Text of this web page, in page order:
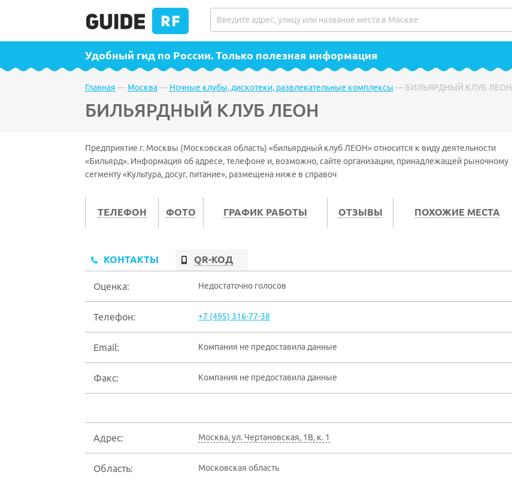
Удобный гид по России. Только полезная информация
Главная — Москва— Ночные клубы, дискотеки, развлекательные комплексы — БИЛЬЯРДНЫЙ КЛУБ ЛЕОН
БИЛЬЯРДНЫЙ КЛУБ ЛЕОН
Предприятие г. Москвы (Московская область) «бильярдный клуб ЛЕОН» относится к виду деятельности
«Бильярд». Информация об адресе, телефоне и, возможно, сайте организации, принадлежащей рыночному
сегменту «Культура, досуг, питание», размещена ниже в справоч
ТЕЛЕФОН ФОТО ГРАФИК РАБОТЫ ОТЗЫВЫ ПОХОЖИЕ МЕСТА
КОНТАКТЫ QR-КОД
Оценка: Недостаточно голосов
Телефон: +7 (495) 316-77-38
Email: Компания не предоставила данные
Факс: Компания не предоставила данные
Адрес: Москва,ул. Чертановская, 1В, к. 1
Область: Московская область